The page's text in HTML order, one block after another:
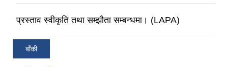
प्रस्ताव स्वीकृति तथा सम्झौता सम्बन्धमा। (LAPA)
बाँकी